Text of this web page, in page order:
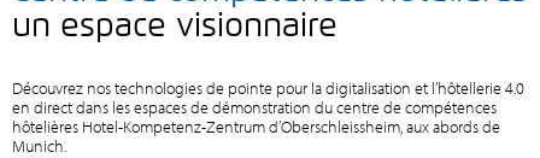
un espace visionnaire
Découvrez nos technologies de pointe pour la digitalisation et l’hôtellerie 4.0
en direct dans les espaces de démonstration du centre de compétences
hôtelières Hotel-Kompetenz-Zentrum d’Oberschleissheim, aux abords de
Munich.